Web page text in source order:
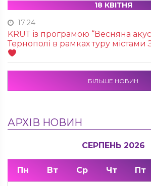
18 КВІТНЯ
17:24
KRUТ із програмою “Весняна
Тернополі в рамках туру містами
БІЛЬШЕ НОВИН
АРХІВ НОВИН
СЕРПЕНЬ 2026
Пн Вт Ср Чт Пт